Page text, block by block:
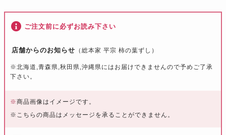
ご注文前に必ずお読み下さい
店舗からのお知らせ （総本家 平宗 柿の葉ずし）
※北海道,青森県,秋田県,沖縄県にはお届けできませんので予めご了承
下さい。
※商品画像はイメージです。
※こちらの商品はメッセージを承ることができません。